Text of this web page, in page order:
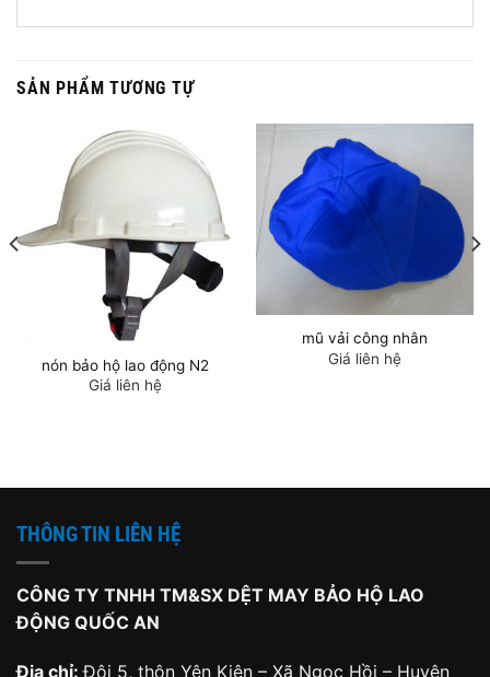
SẢN PHẨM TƯƠNG TỰ
nón bảo hộ lao động N2
Giá liên hệ
mũ vải công nhân
Giá liên hệ
THÔNG TIN LIÊN HỆ
CÔNG TY TNHH TM&SX DỆT MAY BẢO HỘ LAO
ĐỘNG QUỐC AN
Địa chỉ:Đội 5, thôn Yên Kiện – Xã Ngọc Hồi – Huyện